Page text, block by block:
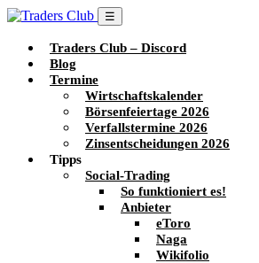
☰
Traders Club – Discord
Blog
Termine
Wirtschaftskalender
Börsenfeiertage 2026
Verfallstermine 2026
Zinsentscheidungen 2026
Tipps
Social-Trading
So funktioniert es!
Anbieter
eToro
Naga
Wikifolio